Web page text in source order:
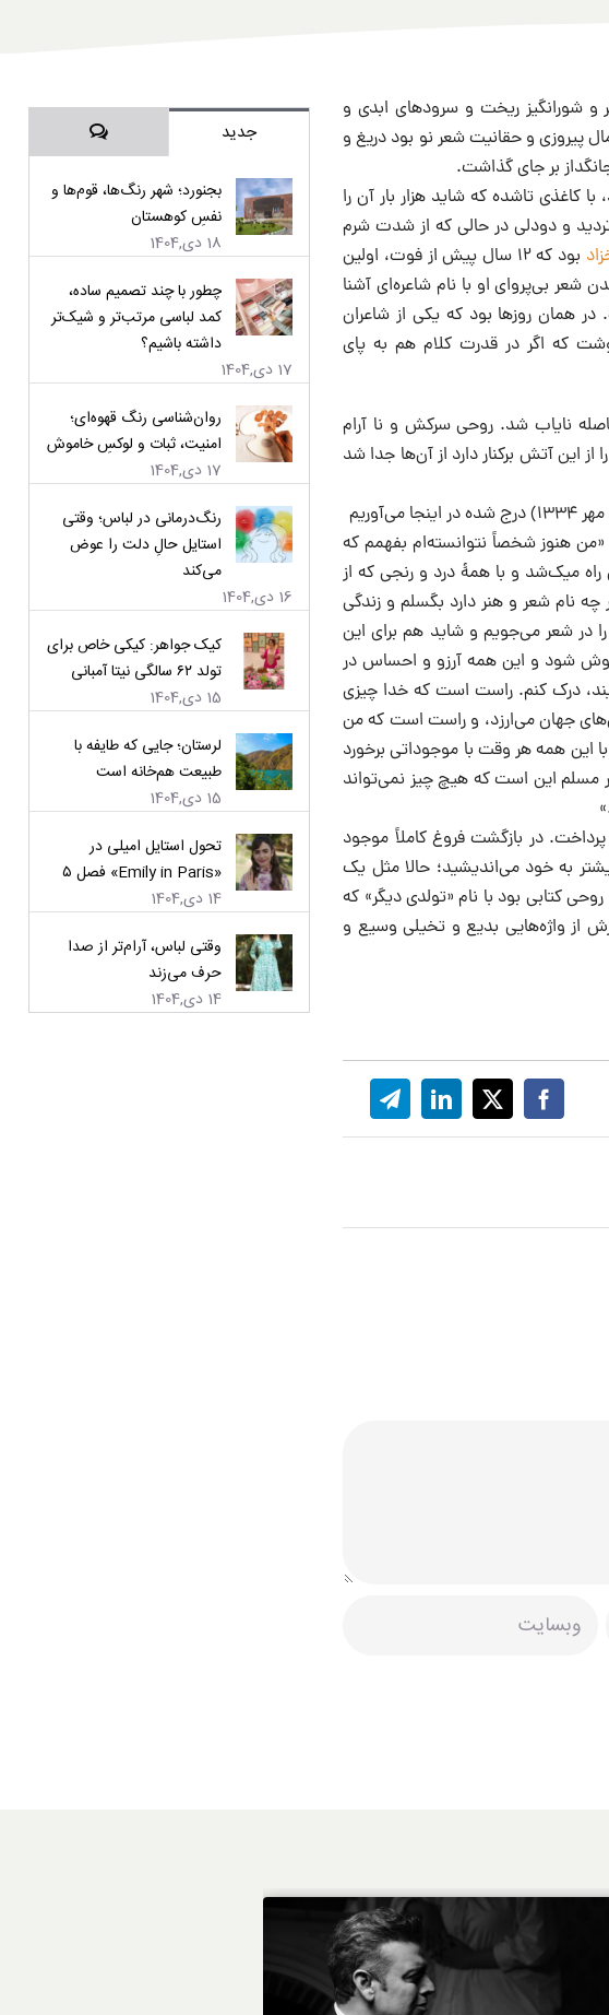
و شورانگیز ریخت و سرودهای ابدی و
پیروزی و حقانیت شعر نو بود دریغ و
بر جای گذاشت.
تاشده که شاید هزار بار آن را
و دودلی در حالی که از شدت شرم
بود که ۱۲ سال پیش از فوت، اولین
شعر بی‌پروای او با نام شاعره‌ای آشنا
همان روزها بود که یکی از شاعران
که اگر در قدرت کلام هم به پای
نایاب شد. روحی سرکش و نا آرام
آتش برکنار دارد از آن‌ها جدا شد
«من هنوز شخصاً نتوانسته‌ام بفهمم که
میک‌شد و با همۀ درد و رنجی که از
چه نام شعر و هنر دارد بگسلم و زندگی
در شعر می‌جویم و شاید هم برای این
شود و این همه آرزو و احساس در
درک کنم. راست است که خدا چیزی
جهان می‌ارزد، و راست است که من
همه هر وقت با موجوداتی برخورد
مسلم این است که هیچ چیز نمی‌تواند
در بازگشت فروغ کاملاً موجود
به خود می‌اندیشید؛ حالا مثل یک
کتابی بود با نام «تولدی دیگر» که
از واژه‌هایی بدیع و تخیلی وسیع و
جدید دیدگاه‌ها
بجنورد؛ شهر رنگ‌ها، قوم‌ها و
نفسِ کوهستان
18 دی,1404
چطور با چند تصمیم ساده،
کمد لباسی مرتب‌تر و شیک‌تر
داشته باشیم؟
17 دی,1404
روان‌شناسی رنگ قهوه‌ای؛
امنیت، ثبات و لوکسِ خاموش
17 دی,1404
رنگ‌درمانی در لباس؛ وقتی
استایل حالِ دلت را عوض
می‌کند
16 دی,1404
کیک جواهر: کیکی خاص برای
تولد ۶۲ سالگی نیتا آمبانی
15 دی,1404
لرستان؛ جایی که طایفه با
طبیعت هم‌خانه است
15 دی,1404
تحول استایل امیلی در
«Emily in Paris» فصل ۵
14 دی,1404
وقتی لباس، آرام‌تر از صدا
حرف می‌زند
14 دی,1404